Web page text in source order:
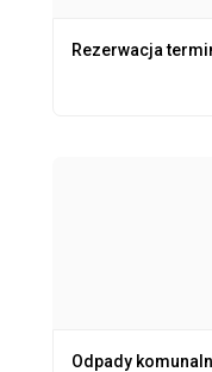
Rezerwacja
Odpady